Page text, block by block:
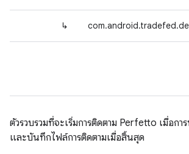
↳
ตัวรวบรวมที่จะเริ่มการติดตาม Perfetto เมื่อกา
และบันทึกไฟล์การติดตามเมื่อสิ้นสุด